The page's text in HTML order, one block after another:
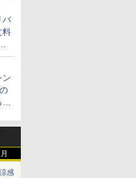
バ
料
ン
感